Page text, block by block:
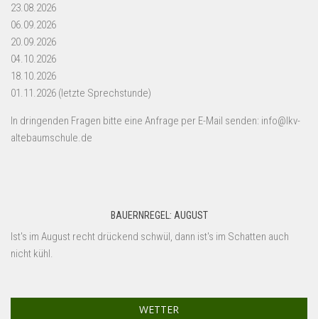
23.08.2026
06.09.2026
20.09.2026
04.10.2026
18.10.2026
01.11.2026 (letzte Sprechstunde)
In dringenden Fragen bitte eine Anfrage per E-Mail senden: info@lkv-
altebaumschule.de
BAUERNREGEL: AUGUST
Ist's im August recht drückend schwül, dann ist's im Schatten auch
nicht kühl.
WETTER